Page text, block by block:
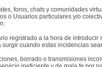
foros, chats y comunidades
o Usuarios particulares y/o
registrado a la hora de
cuando estas incidencias
borrado o transmisiones